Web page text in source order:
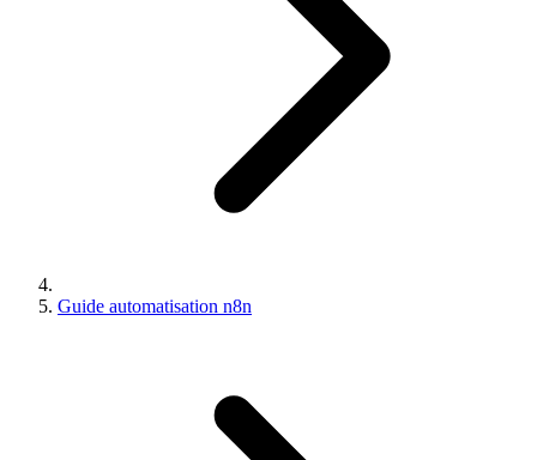
Guide automatisation n8n